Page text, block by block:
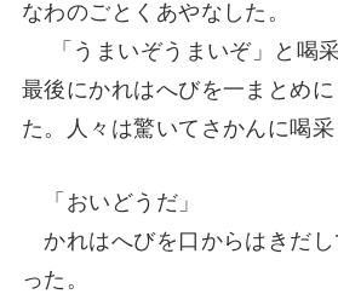
なわのごとくあやなした。
「うまいぞうまいぞ」と喝采
最後にかれはへびを一まとめ
た。人々は驚いてさかんに喝采
「おいどうだ」
かれはへびを口からはきだ
った。